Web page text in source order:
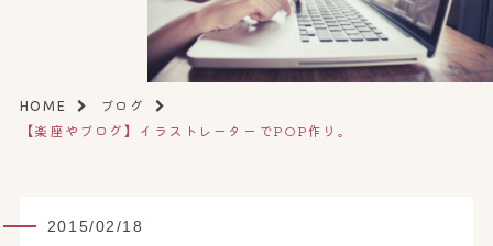
お悩み温活ガイド▼
店舗一覧▼
オンラインストア
▼
HOME
ブログ
【楽座やブログ】イラストレーターでPOP作り。
2015/02/18